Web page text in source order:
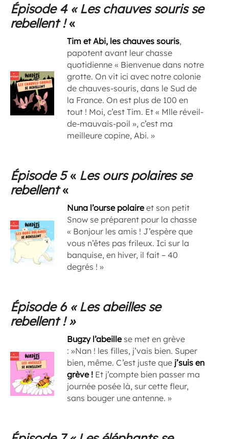
Épisode 4 « Les chauves souris se
rebellent !«
Tim et Abi, les chauves souris,
papotent avant leur chasse
quotidienne « Bienvenue dans notre
grotte. On vit ici avec notre colonie
de chauves-souris, dans le Sud de
la France. On est plus de 100 en
tout ! Moi, c’est Tim. Et « Mlle réveil-
de-mauvais-poil », c’est ma
meilleure copine, Abi. »
Épisode 5« Les ours polaires se
rebellent«
Nuna l’ourse polaireet son petit
Snow se préparent pour la chasse
« Bonjour les amis ! J’espère que
vous n’êtes pas frileux. Ici sur la
banquise, en hiver, il fait – 40
degrés ! »
Épisode 6 « Les abeilles se
rebellent ! »
Bugzy l’abeille se met en grève
: »Nan ! les filles, j’vais bien. Super
bien, même. C’est juste que j’suis en
grève ! Et j’compte bien passer ma
journée posée là, sur cette fleur,
sans bouger une antenne. »